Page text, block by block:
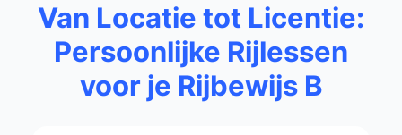
Van Locatie tot Licentie:
Persoonlijke Rijlessen
voor je Rijbewijs B